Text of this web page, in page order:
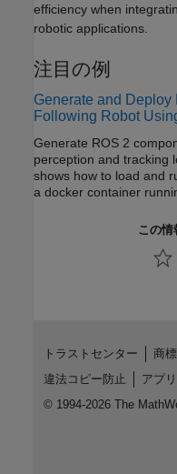
efficiency when
robotic applications.
注目の例
Generate and
Following Robot
Generate ROS 2
perception and tracking
shows how to load and
a docker container
この情
トラストセンター 商標
違法コピー防止
アプ
© 1994-2026 The